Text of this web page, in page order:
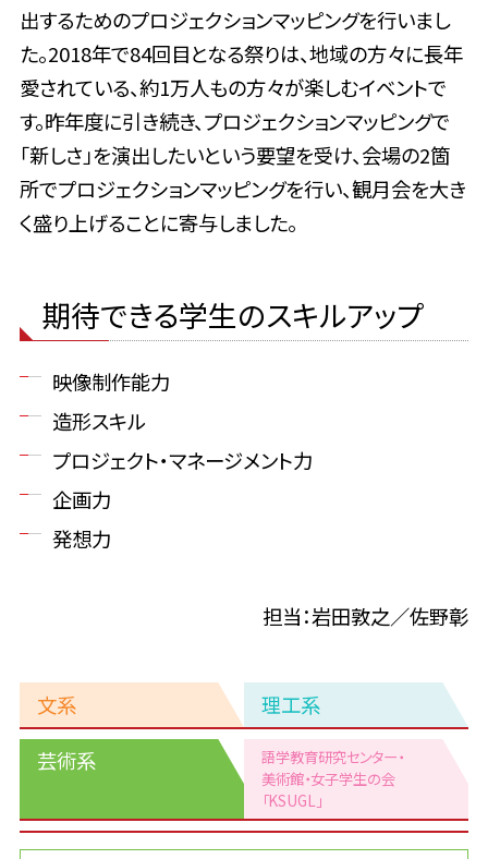
出するためのプロジェクションマッピングを行いまし
た。2018年で84回目となる祭りは、地域の方々に長年
愛されている、約1万人もの方々が楽しむイベントで
す。昨年度に引き続き、プロジェクションマッピングで
「新しさ」を演出したいという要望を受け、会場の2箇
所でプロジェクションマッピングを行い、観月会を大き
く盛り上げることに寄与しました。
期待できる学生のスキルアップ
映像制作能力
造形スキル
プロジェクト・マネージメント力
企画力
発想力
担当：岩田敦之／佐野彰
文系
理工系
芸術系
語学教育研究センター・
美術館・女子学生の会
「KSUGL」